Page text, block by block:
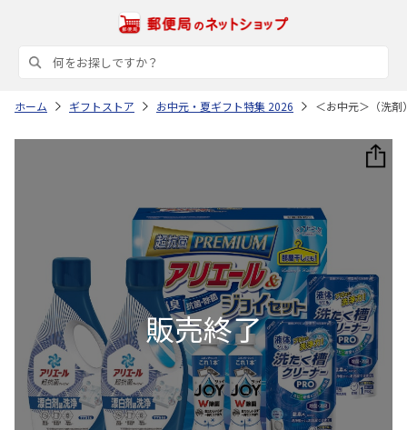
ホーム ギフトストア お中元・夏ギフト特集 2026 ＜お中元＞（洗